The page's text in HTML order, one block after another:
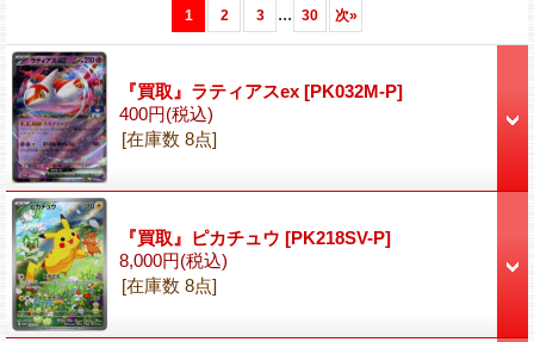
1 2 3 ... 30 次»
『買取』ラティアスex [PK032M-P]
400円(税込)
[在庫数 8点]
『買取』ピカチュウ [PK218SV-P]
8,000円(税込)
[在庫数 8点]